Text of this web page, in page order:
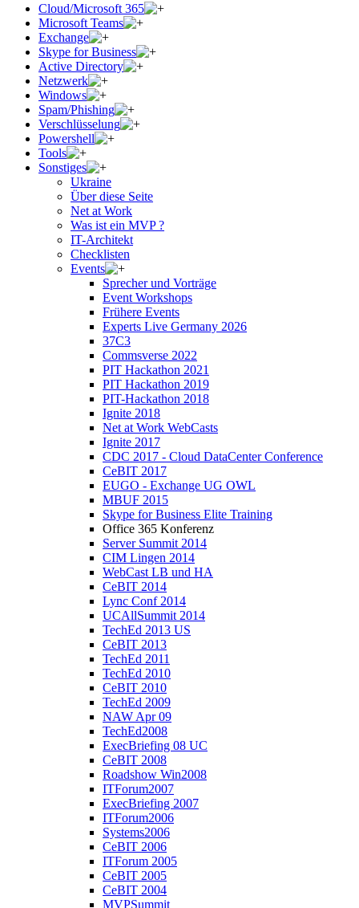
Cloud/Microsoft 365
Microsoft Teams
Exchange
Skype for Business
Active Directory
Netzwerk
Windows
Spam/Phishing
Verschlüsselung
Powershell
Tools
Sonstiges
Ukraine
Über diese Seite
Net at Work
Was ist ein MVP ?
IT-Architekt
Checklisten
Events
Sprecher und Vorträge
Event Workshops
Frühere Events
Experts Live Germany 2026
37C3
Commsverse 2022
PIT Hackathon 2021
PIT Hackathon 2019
PIT-Hackathon 2018
Ignite 2018
Net at Work WebCasts
Ignite 2017
CDC 2017 - Cloud DataCenter Conference
CeBIT 2017
EUGO - Exchange UG OWL
MBUF 2015
Skype for Business Elite Training
Office 365 Konferenz
Server Summit 2014
CIM Lingen 2014
WebCast LB und HA
CeBIT 2014
Lync Conf 2014
UCAllSummit 2014
TechEd 2013 US
CeBIT 2013
TechEd 2011
TechEd 2010
CeBIT 2010
TechEd 2009
NAW Apr 09
TechEd2008
ExecBriefing 08 UC
CeBIT 2008
Roadshow Win2008
ITForum2007
ExecBriefing 2007
ITForum2006
Systems2006
CeBIT 2006
ITForum 2005
CeBIT 2005
CeBIT 2004
MVPSummit